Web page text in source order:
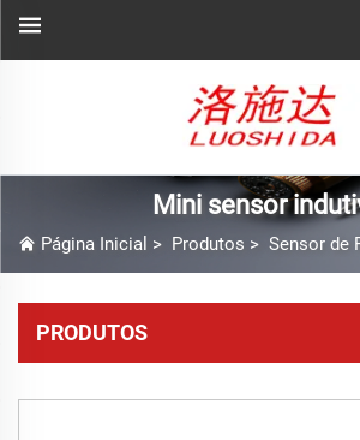
Mini sensor
Página Inicial > Produtos > Sensor de
PRODUTOS